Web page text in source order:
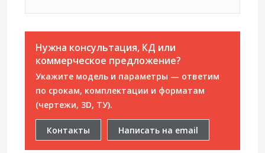
Нужна консультация, КД или
коммерческое предложение?
Укажите модель и параметры — ответим
по срокам, комплектации и форматам
(чертежи, 3D, ТУ).
Контакты Написать на email